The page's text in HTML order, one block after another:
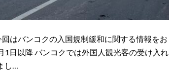
はバンコクの入国規制緩和に関する情報をお
1日以降 バンコクでは外国人観光客の受け入れ
し…